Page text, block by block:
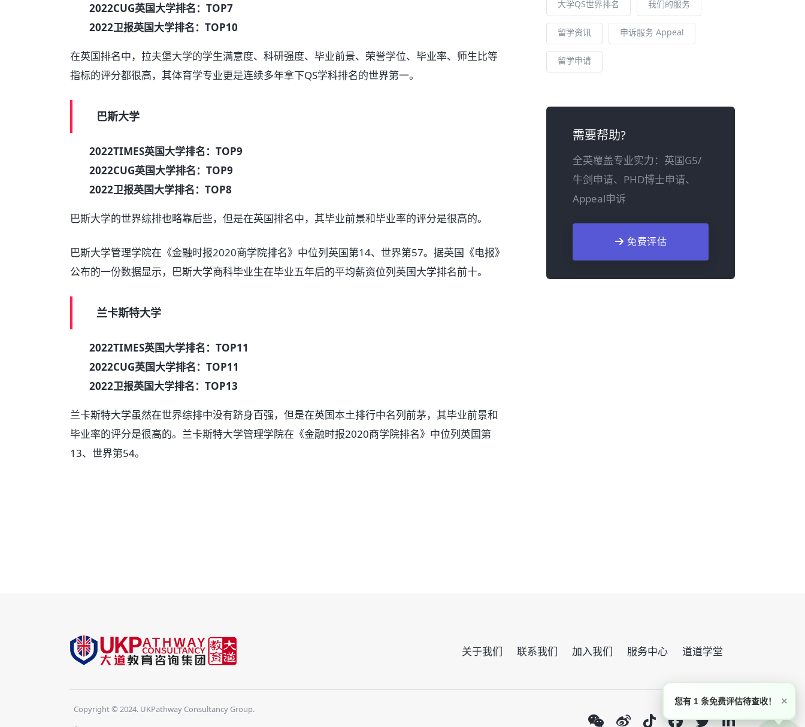
2022CUG英国大学排名：TOP7
2022卫报英国大学排名：TOP10
在英国排名中，拉夫堡大学的学生满意度、科研强度、毕业前景、荣誉学位、毕业率、师生比等
指标的评分都很高，其体育学专业更是连续多年拿下QS学科排名的世界第一。
巴斯大学
2022TIMES英国大学排名：TOP9
2022CUG英国大学排名：TOP9
2022卫报英国大学排名：TOP8
巴斯大学的世界综排也略靠后些，但是在英国排名中，其毕业前景和毕业率的评分是很高的。
巴斯大学管理学院在《金融时报2020商学院排名》中位列英国第14、世界第57。据英国《电报》
公布的一份数据显示，巴斯大学商科毕业生在毕业五年后的平均薪资位列英国大学排名前十。
兰卡斯特大学
2022TIMES英国大学排名：TOP11
2022CUG英国大学排名：TOP11
2022卫报英国大学排名：TOP13
兰卡斯特大学虽然在世界综排中没有跻身百强，但是在英国本土排行中名列前茅，其毕业前景和
毕业率的评分是很高的。兰卡斯特大学管理学院在《金融时报2020商学院排名》中位列英国第
13、世界第54。
大学QS世界排名 我们的服务
留学资讯 申诉服务 Appeal
留学申请
需要帮助?
全英覆盖专业实力：英国G5/
牛剑申请、PHD博士申请、
Appeal申诉
免费评估
关于我们 联系我们 加入我们 服务中心 道道学堂
Copyright © 2024. UKPathway Consultancy Group.
×
您有 1 条免费评估待查收！